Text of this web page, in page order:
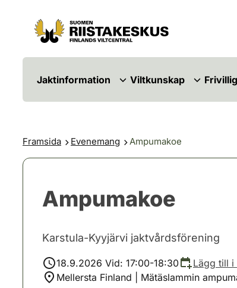
Hoppa till innehåll
Gå till webbplatskartan
Jaktinformation Viltkunskap
Framsida Evenemang Ampumakoe
Ampumakoe
Karstula-Kyyjärvi jaktvårdsförening
18.9.2026 Vid: 17:00-18:30
Lägg till i
Mellersta Finland | Mätäslammin